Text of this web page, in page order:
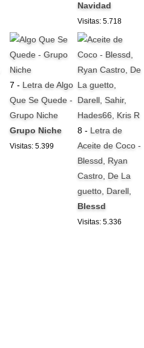
Navidad
Visitas: 5.718
7 - Letra de Algo
Que Se Quede -
Grupo Niche
Grupo Niche
Visitas: 5.399
8 - Letra de
Aceite de Coco -
Blessd, Ryan
Castro, De La
guetto, Darell,
Blessd
Visitas: 5.336